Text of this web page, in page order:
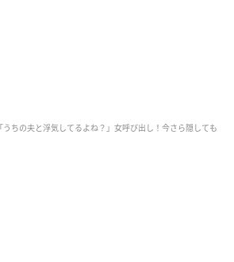
うちの夫と浮気してるよね？」女呼び出し！今さら隠しても